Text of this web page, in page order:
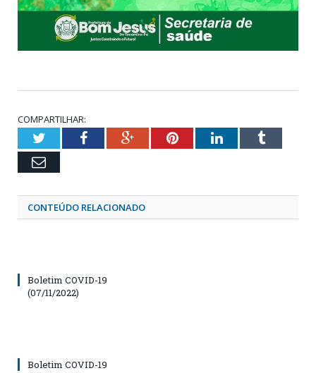
COMPARTILHAR:
TwitterFacebookGoogle+PinterestLinkedInTumblr
Email
CONTEÚDO RELACIONADO
Boletim COVID-19
(07/11/2022)
Boletim COVID-19